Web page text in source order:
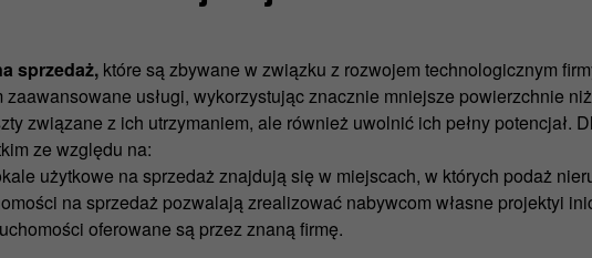
sprzedaż, które są zbywane w związku z rozwojem technologicznym
usługi, wykorzystując znacznie mniejsze powierzchnie
związane z ich utrzymaniem, ale również uwolnić ich pełny potencjał.
ze względu na:
użytkowe na sprzedaż znajdują się w miejscach, w których podaż
na sprzedaż pozwalają zrealizować nabywcom własne projektyi
oferowane są przez znaną firmę.